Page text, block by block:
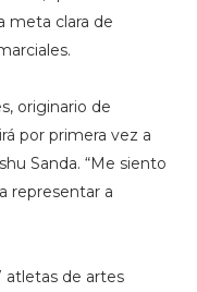
meta clara de
originario de
por primera vez a
Sanda. “Me siento
representar a
atletas de artes